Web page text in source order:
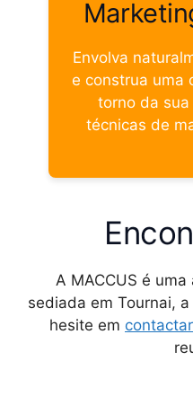
Envolva
e construa uma
torno da sua
técnicas de
A MACCUS é
sediada em Tournai,
hesite em